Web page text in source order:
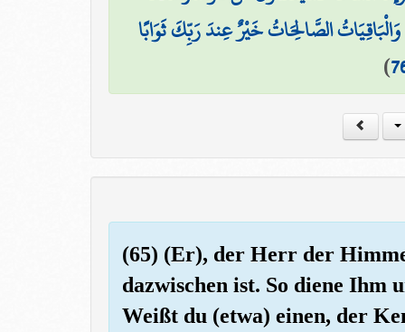
الصَّالِحَاتُ خَيْرٌ عِندَ رَبِّكَ ثَوَابًا
)
(65) (Er), der Herr der
dazwischen ist. So diene Ihm
Weißt du (etwa) einen, der